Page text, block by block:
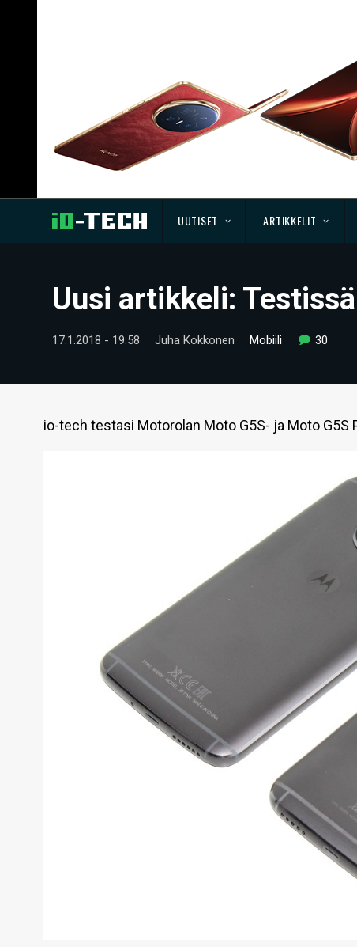
UUTISET ARTIKKELIT
Uusi artikkeli:
17.1.2018 - 19:58 Juha Kokkonen Mobiili 30
io-tech testasi Motorolan Moto G5S- ja Moto G5S